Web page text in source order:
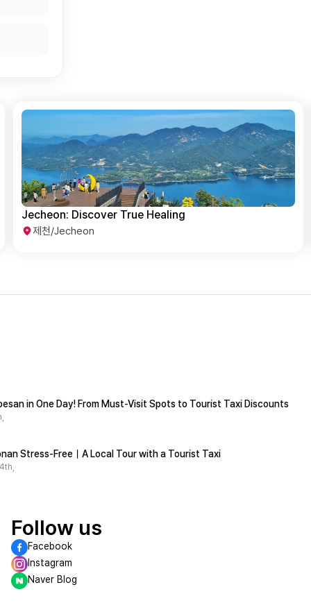
Jecheon: Discover True Healing
제천/Jecheon
in One Day! From Must-Visit Spots to Tourist Taxi Discounts
Stress-Free｜A Local Tour with a Tourist Taxi
Follow us
Facebook
Instagram
Naver Blog